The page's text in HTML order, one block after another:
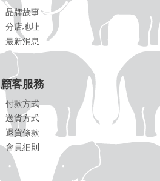
品牌故事
分店地址
最新消息
顧客服務
付款方式
送貨方式
退貨條款
會員細則